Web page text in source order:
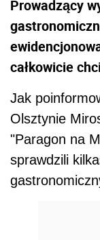
Prowadzący
całkowicie
Jak
Olsztynie
"Paragon na
sprawdzili